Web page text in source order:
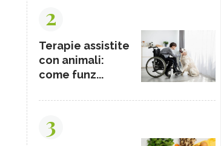
2
Terapie assistite
con animali:
come funz...
3